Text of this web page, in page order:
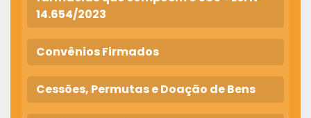
14.654/2023
Convênios Firmados
Cessões, Permutas e Doação de Bens